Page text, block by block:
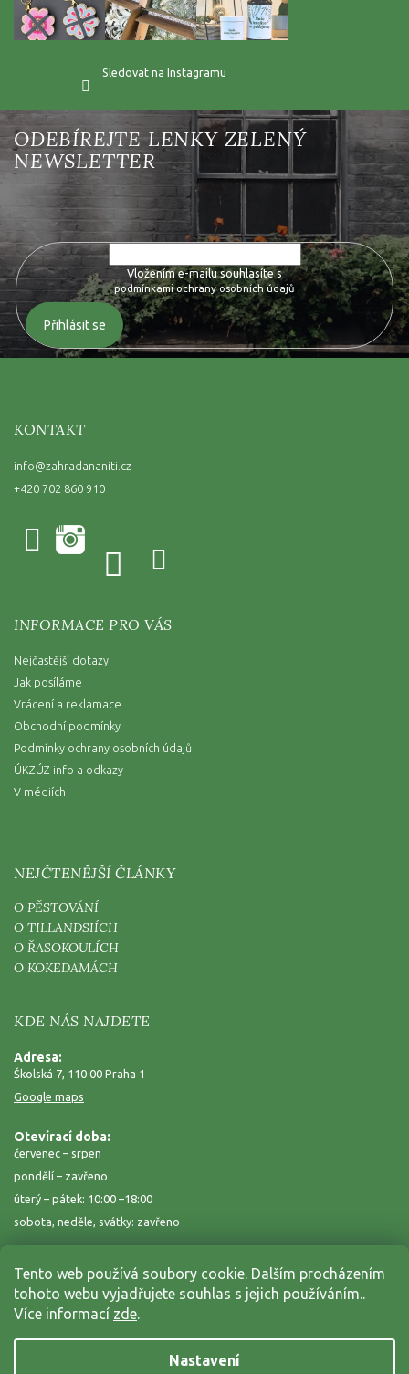
Tento web používá soubory cookie. Dalším procházením
tohoto webu vyjadřujete souhlas s jejich používáním..
Více informací zde.
Nastavení
Sledovat na Instagramu
Vložte svůj e-mail a my vám budeme zasílat informace o nových
produktech na našem e-shopu.
Vložením e-mailu souhlasíte s
podmínkami ochrany osobních údajů
Přihlásit se
KONTAKT
info@zahradananiti.cz
+420 702 860 910
INFORMACE PRO VÁS
Nejčastější dotazy
Jak posíláme
Vrácení a reklamace
Obchodní podmínky
Podmínky ochrany osobních údajů
ÚKZÚZ info a odkazy
V médiích
NEJČTENĚJŠÍ ČLÁNKY
O PĚSTOVÁNÍ
O TILLANDSIÍCH
O ŘASOKOULÍCH
O KOKEDAMÁCH
KDE NÁS NAJDETE
Adresa:
Školská 7, 110 00 Praha 1
Google maps
Otevírací doba:
červenec – srpen
pondělí – zavřeno
úterý – pátek: 10:00 –18:00
sobota, neděle, svátky: zavřeno
Zahrada na niti. Všechna práva vyhrazena.